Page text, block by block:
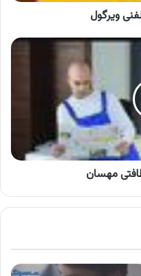
ویرگول
مهسان